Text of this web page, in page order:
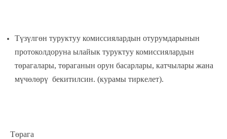
Түзүлгөн туруктуу комиссиялардын отурумдарынын
протоколдоруна ылайык туруктуу комиссиялардын
төрагалары, төраганын орун басарлары, катчылары жана
мүчөлөрү бекитилсин. (курамы тиркелет).
Төрага